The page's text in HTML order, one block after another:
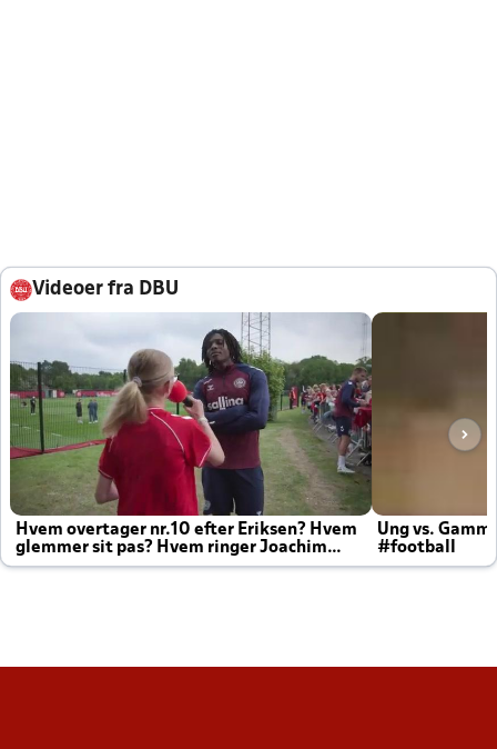
Videoer fra DBU
Hvem overtager nr.10 efter Eriksen? Hvem
glemmer sit pas? Hvem ringer Joachim
altid til efter kampe?
Ung vs.
#football